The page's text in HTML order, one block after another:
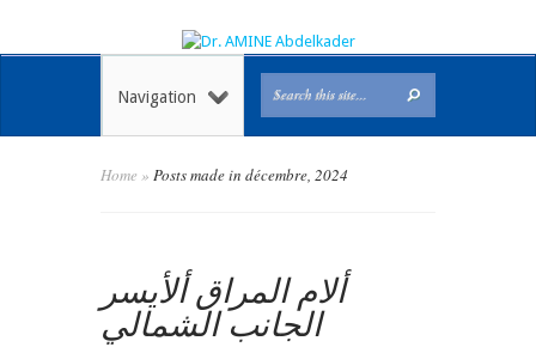
Navigation
Home » Posts made in décembre, 2024
ألام المراق ألأيسر
الجانب الشمالي